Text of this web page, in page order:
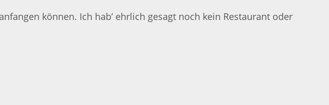
können. Ich hab’ ehrlich gesagt noch kein Restaurant oder